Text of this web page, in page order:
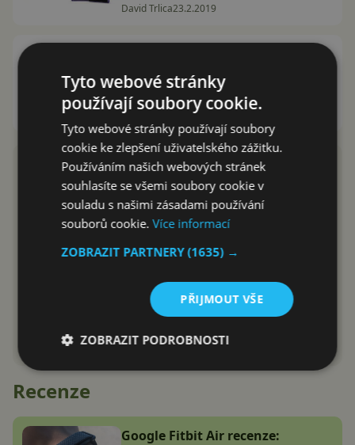
David Trlica23.2.2019
protáhlé telefony mají jiný
design i název
David Trlica 14.2.2019
Recenze
Google Fitbit Air recenze:
Tyto webové stránky
používají soubory cookie.
Tyto webové stránky používají soubory
cookie ke zlepšení uživatelského zážitku.
Používáním našich webových stránek
souhlasíte se všemi soubory cookie v
souladu s našimi zásadami používání
souborů cookie.Více informací
ZOBRAZIT PARTNERY(1635) →
PŘIJMOUT VŠE
ZOBRAZIT PODROBNOSTI